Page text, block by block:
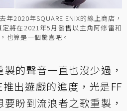
2020年SQUARE ENIX的線上商店，
將在2021年5月發售以主角阿修雷和
也算是一個驚喜吧。
的聲音一直也沒少過，
推出遊戲的進度，光是FF
盼到流浪者之歌重製，